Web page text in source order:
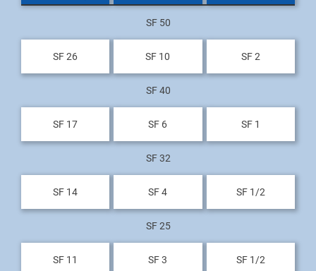
SF 50
SF 26 SF 10 SF 2
SF 40
SF 17 SF 6 SF 1
SF 32
SF 14 SF 4 SF 1/2
SF 25
SF 11 SF 3 SF 1/2